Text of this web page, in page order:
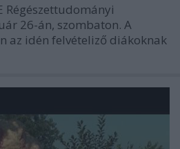
Régészettudományi
26-án, szombaton. A
az idén felvételiző diákoknak